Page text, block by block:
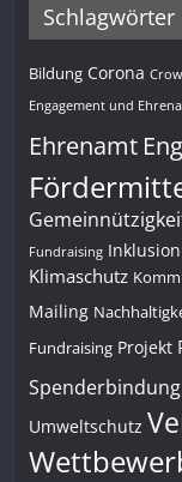
Schlagwörter
Bildung Corona
Engagement und
Ehrenamt
Fundraising Inklusion
Klimaschutz
Mailing
Fundraising Projekt
Spenderbindung
Umweltschutz